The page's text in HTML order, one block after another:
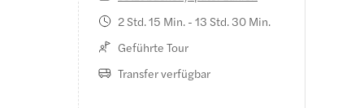
2 Std. 15 Min. - 13 Std. 30 Min.
Geführte Tour
Transfer verfügbar